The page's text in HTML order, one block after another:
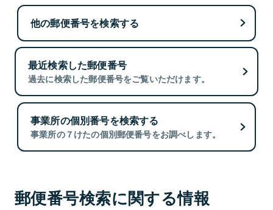
他の郵便番号を検索する
最近検索した郵便番号
過去に検索した郵便番号をご覧いただけます。
事業所の個別番号を検索する
事業所の７けたの個別郵便番号をお調べします。
郵便番号検索に関する情報